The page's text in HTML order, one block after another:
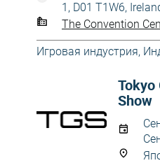
1, D01 T1W6,
The Convention
Игровая индустрия,
Tokyo
Show